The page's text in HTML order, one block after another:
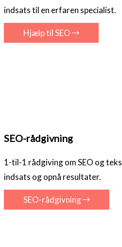
indsats til en erfaren specialist.
Hjælp til SEO
SEO-rådgivning
1-til-1 rådgiving om SEO og
indsats og opnå resultater.
SEO-rådgivning